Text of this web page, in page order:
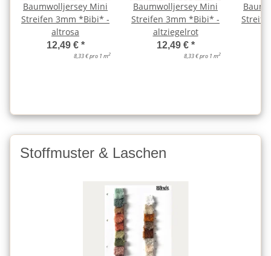
Baumwolljersey Mini
Streifen 3mm *Bibi* -
altrosa
12,49 € *
8,33 € pro 1 m2
Baumwolljersey Mini
Streifen 3mm *Bibi* -
altziegelrot
12,49 € *
8,33 € pro 1 m2
Stoffmuster & Laschen